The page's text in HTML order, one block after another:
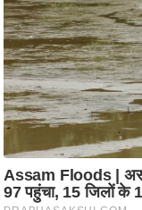
म
सा
म
यि
क
मा
तृ
भू
मि